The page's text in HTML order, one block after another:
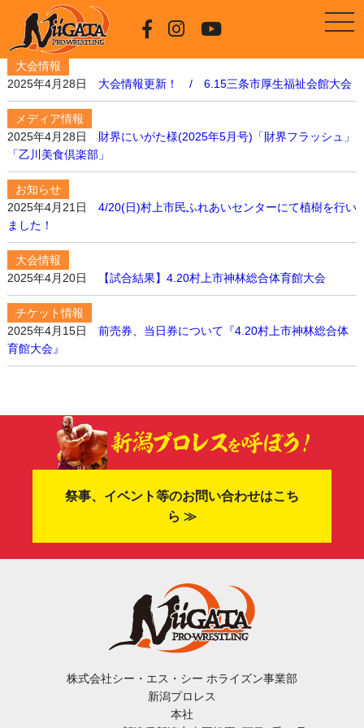
大会情報
2025年4月28日 大会情報更新！ / 6.15三条市厚生福祉会館大会
メディア情報
2025年4月28日 財界にいがた様(2025年5月号)「財界フラッシュ」
「乙川美食倶楽部」
お知らせ
2025年4月21日 4/20(日)村上市民ふれあいセンターにて植樹を行い
ました！
大会情報
2025年4月20日
【試合結果】4.20村上市神林総合体育館大会
チケット情報
2025年4月15日 前売券、当日券について『4.20村上市神林総合体
育館大会』
祭事、イベント等のお問い合わせはこち
ら ≫
株式会社シー・エス・シー ホライズン事業部
新潟プロレス
本社